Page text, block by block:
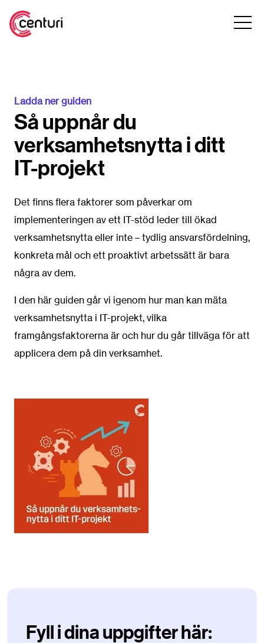
Ladda ner guiden
Så uppnår du
verksamhetsnytta i ditt
IT-projekt
Det finns flera faktorer som påverkar om
implementeringen av ett IT-stöd leder till ökad
verksamhetsnytta eller inte – tydlig ansvarsfördelning,
konkreta mål och ett proaktivt arbetssätt är bara
några av dem.
I den här guiden går vi igenom hur man kan mäta
verksamhetsnytta i IT-projekt, vilka
framgångsfaktorerna är och hur du går tillväga för att
applicera dem på din verksamhet.
Fyll i dina uppgifter här: